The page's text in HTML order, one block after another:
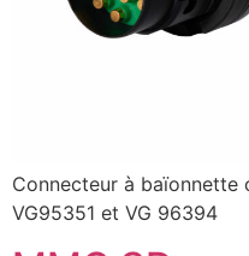
Connecteur à baïonnette
VG95351 et VG 96394